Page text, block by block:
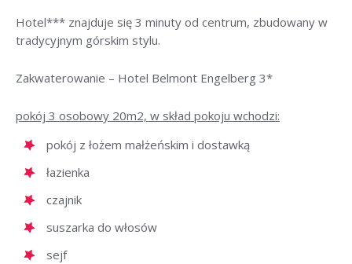
Hotel*** znajduje się 3 minuty od centrum, zbudowany w
tradycyjnym górskim stylu.
Zakwaterowanie – Hotel Belmont Engelberg 3*
pokój 3 osobowy 20m2, w skład pokoju wchodzi:
pokój z łożem małżeńskim i dostawką
łazienka
czajnik
suszarka do włosów
sejf